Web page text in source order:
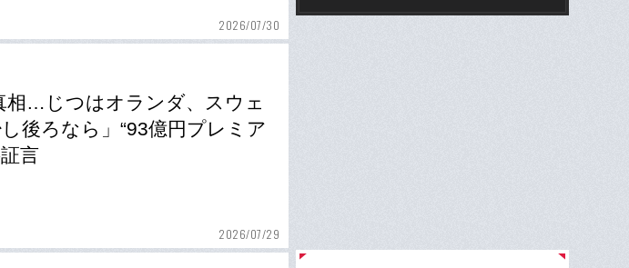
2026/07/30
相…じつはオランダ、スウェ
後ろなら」“93億円プレミア
言
2026/07/29